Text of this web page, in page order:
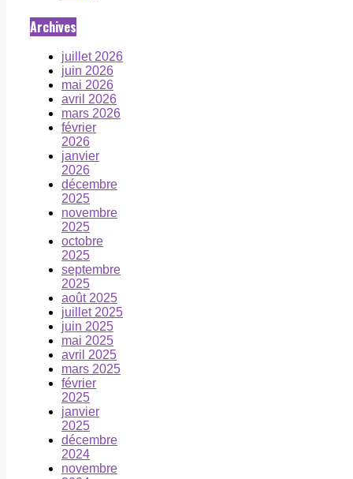
Archives
juillet 2026
juin 2026
mai 2026
avril 2026
mars 2026
février
2026
janvier
2026
décembre
2025
novembre
2025
octobre
2025
septembre
2025
août 2025
juillet 2025
juin 2025
mai 2025
avril 2025
mars 2025
février
2025
janvier
2025
décembre
2024
novembre